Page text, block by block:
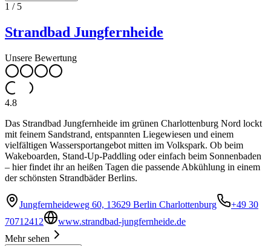
1 / 5
Strandbad Jungfernheide
Unsere Bewertung
4.8
Das Strandbad Jungfernheide im grünen Charlottenburg Nord lockt
mit feinem Sandstrand, entspannten Liegewiesen und einem
vielfältigen Wassersportangebot mitten im Volkspark. Ob beim
Wakeboarden, Stand-Up-Paddling oder einfach beim Sonnenbaden
– hier findet ihr an heißen Tagen die passende Abkühlung in einem
der schönsten Strandbäder Berlins.
Jungfernheideweg 60, 13629 Berlin Charlottenburg
+49 30
70712412
www.strandbad-jungfernheide.de
Mehr sehen